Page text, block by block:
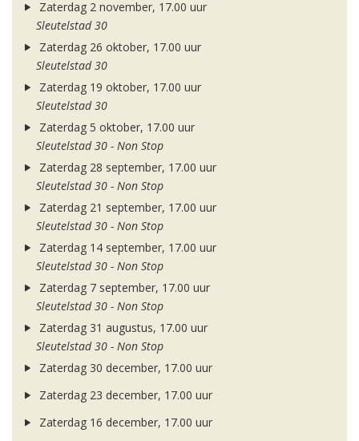
Zaterdag 2 november, 17.00 uur
Sleutelstad 30
Zaterdag 26 oktober, 17.00 uur
Sleutelstad 30
Zaterdag 19 oktober, 17.00 uur
Sleutelstad 30
Zaterdag 5 oktober, 17.00 uur
Sleutelstad 30 - Non Stop
Zaterdag 28 september, 17.00 uur
Sleutelstad 30 - Non Stop
Zaterdag 21 september, 17.00 uur
Sleutelstad 30 - Non Stop
Zaterdag 14 september, 17.00 uur
Sleutelstad 30 - Non Stop
Zaterdag 7 september, 17.00 uur
Sleutelstad 30 - Non Stop
Zaterdag 31 augustus, 17.00 uur
Sleutelstad 30 - Non Stop
Zaterdag 30 december, 17.00 uur
Zaterdag 23 december, 17.00 uur
Zaterdag 16 december, 17.00 uur